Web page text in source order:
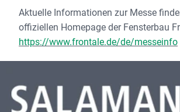
Aktuelle Informationen zur Messe
offiziellen Homepage der Fensterbau
https://www.frontale.de/de/messeinfo